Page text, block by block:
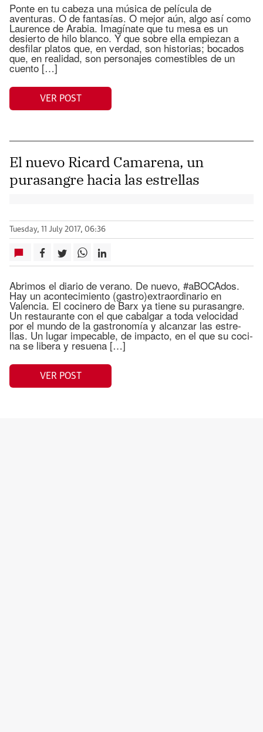
Ponte en tu cabeza una música de película de
aventuras. O de fantasías. O mejor aún, algo así como
Laurence de Arabia. Imagínate que tu mesa es un
desierto de hilo blanco. Y que sobre ella empiezan a
desfilar platos que, en verdad, son historias; bocados
que, en realidad, son personajes comestibles de un
cuento […]
VER POST
El nuevo Ricard Camarena, un
purasangre hacia las estrellas
Tuesday, 11 July 2017, 06:36
Abrimos el diario de verano. De nuevo, #aBOCAdos.
Hay un acontecimiento (gastro)extraordinario en
Valencia. El co­ci­ne­ro de Barx ya tie­ne su pu­rasan­gre.
Un res­tau­ran­te con el que ca­bal­gar a to­da ve­lo­ci­dad
por el mun­do de la gas­tro­no­mía y al­can­zar las es­tre­
llas. Un lu­gar im­pe­ca­ble, de im­pac­to, en el que su co­ci­
na se li­be­ra y re­sue­na […]
VER POST